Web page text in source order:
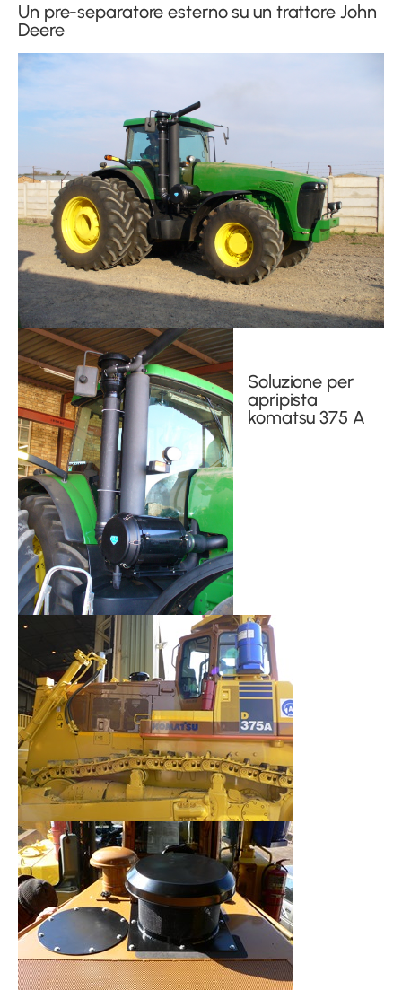
Un pre-separatore esterno su un trattore John
Deere
Soluzione per
apripista
komatsu 375 A